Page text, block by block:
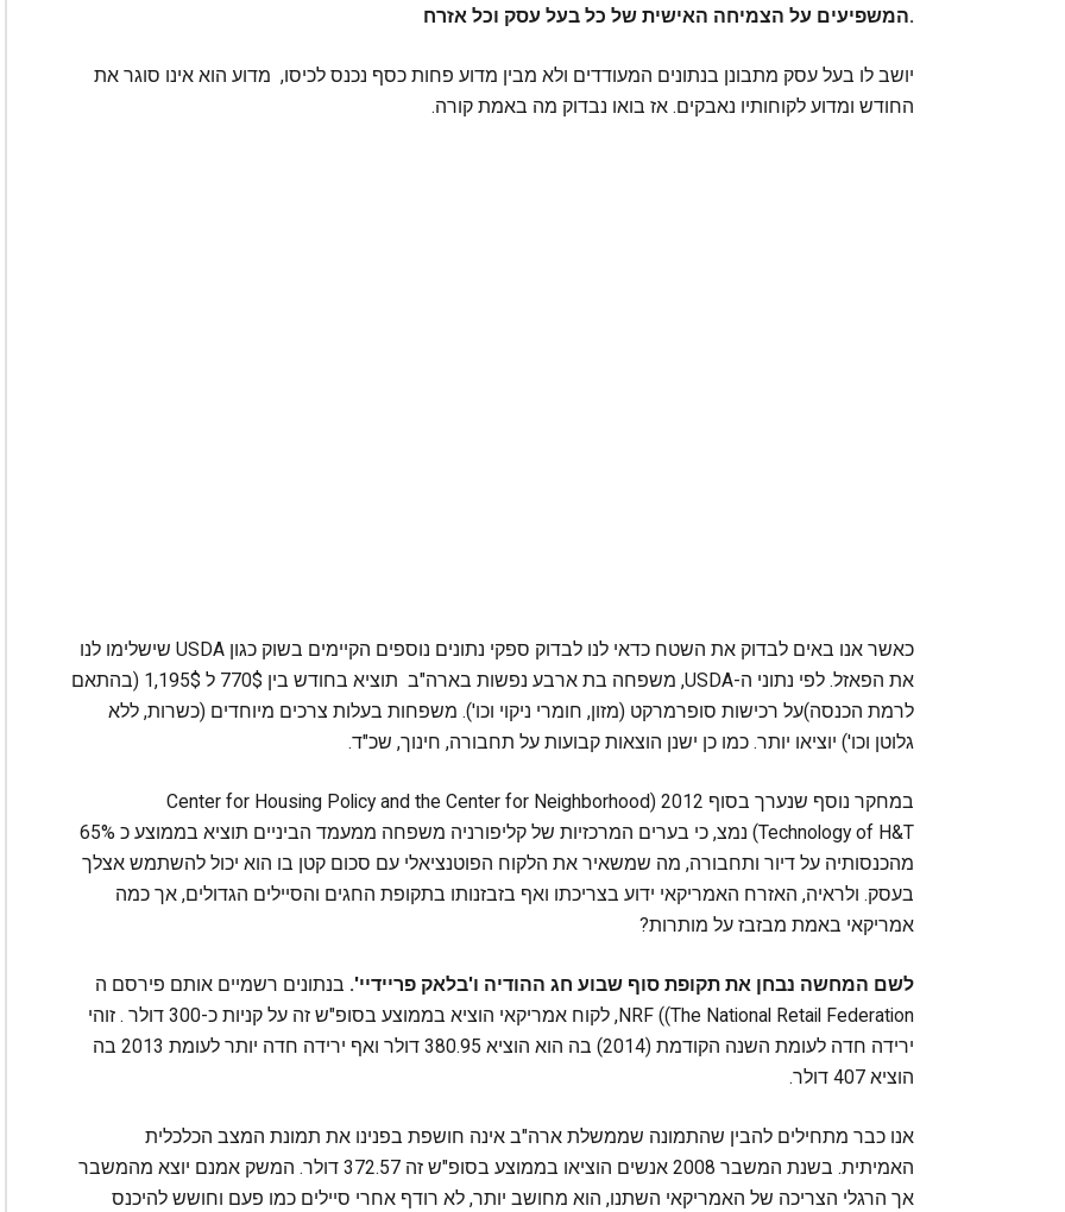
המשפיעים על הצמיחה האישית של כל בעל עסק וכל אזרח.
יושב לו בעל עסק מתבונן בנתונים המעודדים ולא מבין מדוע פחות כסף נכנס לכיסו, מדוע הוא אינו סוגר את
החודש ומדוע לקוחותיו נאבקים. אז בואו נבדוק מה באמת קורה.
כאשר אנו באים לבדוק את השטח כדאי לנו לבדוק ספקי נתונים נוספים הקיימים בשוק כגון ‪USDA‬ שישלימו לנו
את הפאזל. לפי נתוני ה-‪USDA‬, משפחה בת ארבע נפשות בארה"ב תוציא בחודש בין 770$ ל 1,195$ (בהתאם
לרמת הכנסה)על רכישות סופרמרקט (מזון, חומרי ניקוי וכו'). משפחות בעלות צרכים מיוחדים (כשרות, ללא
גלוטן וכו') יוציאו יותר. כמו כן ישנן הוצאות קבועות על תחבורה, חינוך, שכ"ד.
במחקר נוסף שנערך בסוף 2012 (‪Center for Housing Policy and the Center for Neighborhood
Technology of H&T‬) נמצ, כי בערים המרכזיות של קליפורניה משפחה ממעמד הביניים תוציא בממוצע כ 65%
מהכנסותיה על דיור ותחבורה, מה שמשאיר את הלקוח הפוטנציאלי עם סכום קטן בו הוא יכול להשתמש אצלך
בעסק. ולראיה, האזרח האמריקאי ידוע בצריכתו ואף בזבזנותו בתקופת החגים והסיילים הגדולים, אך כמה
אמריקאי באמת מבזבז על מותרות?
לשם המחשה נבחן את תקופת סוף שבוע חג ההודיה ו‪'‬בלאק פריידיי‪'‬.
בנתונים רשמיים אותם פירסם ה
‪NRF‬ (‪(The National Retail Federation‬, לקוח אמריקאי הוציא בממוצע בסופ"ש זה על קניות כ-300 דולר . זוהי
ירידה חדה לעומת השנה הקודמת (2014) בה הוא הוציא 380.95 דולר ואף ירידה חדה יותר לעומת 2013 בה
הוציא 407 דולר.
אנו כבר מתחילים להבין שהתמונה שממשלת ארה"ב אינה חושפת בפנינו את תמונת המצב הכלכלית
האמיתית. בשנת המשבר 2008 אנשים הוציאו בממוצע בסופ"ש זה 372.57 דולר. המשק אמנם יוצא מהמשבר
אך הרגלי הצריכה של האמריקאי השתנו, הוא מחושב יותר, לא רודף אחרי סיילים כמו פעם וחושש להיכנס